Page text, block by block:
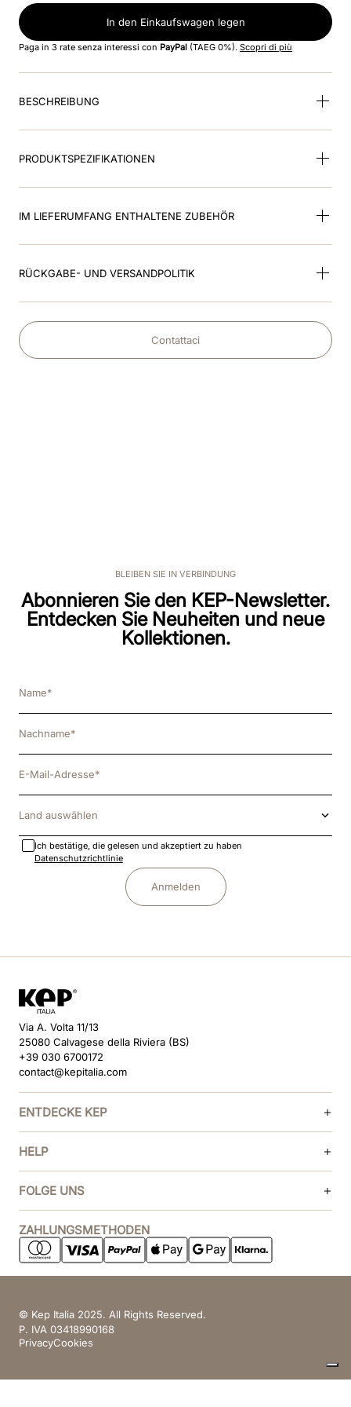
In den Einkaufswagen legen
Paga in 3 rate senza interessi con PayPal (TAEG 0%). Scopri di più
BESCHREIBUNG
PRODUKTSPEZIFIKATIONEN
IM LIEFERUMFANG ENTHALTENE ZUBEHÖR
RÜCKGABE- UND VERSANDPOLITIK
Contattaci
BLEIBEN SIE IN VERBINDUNG
Abonnieren Sie den KEP-Newsletter.
Entdecken Sie Neuheiten und neue
Kollektionen.
Land auswählen
Ich bestätige, die gelesen und akzeptiert zu haben
Datenschutzrichtlinie
Anmelden
Via A. Volta 11/13
25080 Calvagese della Riviera (BS)
+39 030 6700172
contact@kepitalia.com
ENTDECKE KEP
HELP
FOLGE UNS
ZAHLUNGSMETHODEN
© Kep Italia 2025. All Rights Reserved.
P. IVA 03418990168
PrivacyCookies